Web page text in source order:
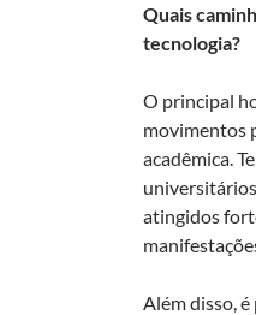
Quais
tecnologia?
O principal
movimentos
acadêmica.
atingidos
Além disso,